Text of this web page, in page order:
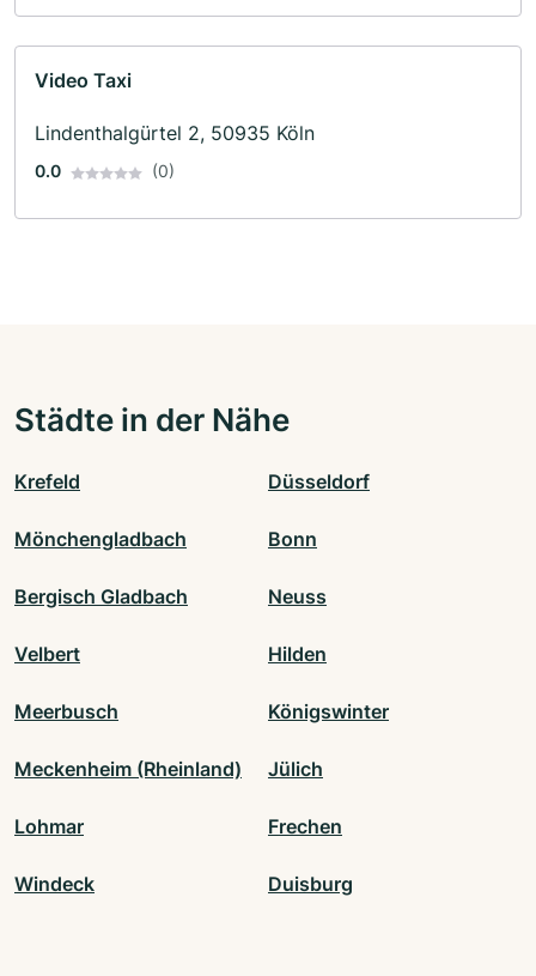
Video Taxi
Lindenthalgürtel 2, 50935 Köln
0.0 (0)
Städte in der Nähe
Krefeld Düsseldorf
Mönchengladbach Bonn
Bergisch Gladbach Neuss
Velbert Hilden
Meerbusch Königswinter
Meckenheim (Rheinland) Jülich
Lohmar Frechen
Windeck Duisburg